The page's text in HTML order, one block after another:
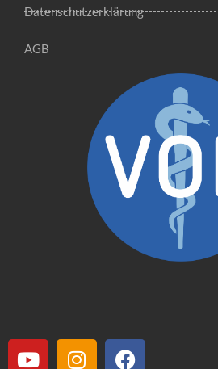
Datenschutzerklärung
AGB